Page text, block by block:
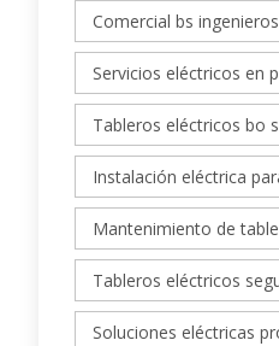
Comercial bs ingenieros
Servicios eléctricos en
Tableros eléctricos bo
Instalación eléctrica
Mantenimiento de
Tableros eléctricos
Soluciones eléctricas